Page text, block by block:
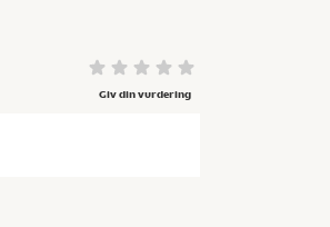
Giv din vurdering